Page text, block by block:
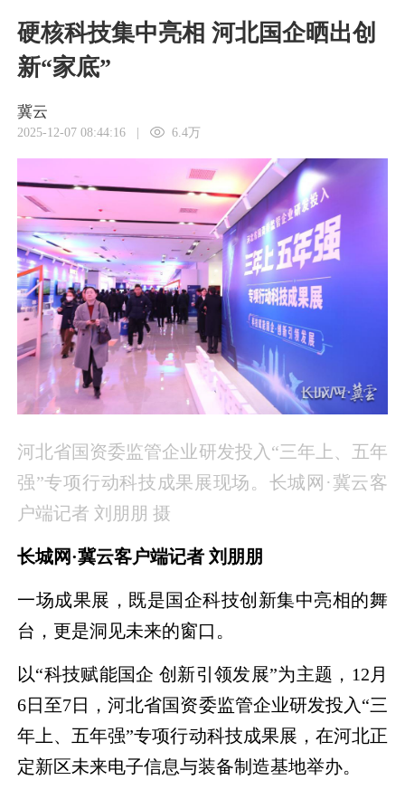
硬核科技集中亮相 河北国企晒出创
新“家底”
冀云
2025-12-07 08:44:16 | 6.4万
河北省国资委监管企业研发投入“三年上、五年
强”专项行动科技成果展现场。长城网·冀云客
户端记者 刘朋朋 摄
长城网·冀云客户端记者 刘朋朋
一场成果展，既是国企科技创新集中亮相的舞
台，更是洞见未来的窗口。
以“科技赋能国企 创新引领发展”为主题，12月
6日至7日，河北省国资委监管企业研发投入“三
年上、五年强”专项行动科技成果展，在河北正
定新区未来电子信息与装备制造基地举办。